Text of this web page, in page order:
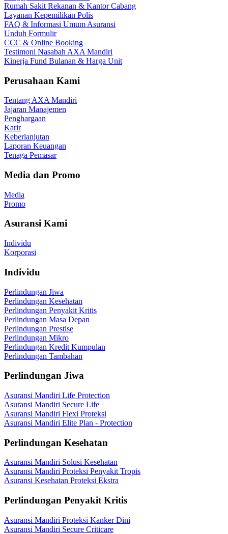
Rumah Sakit Rekanan & Kantor Cabang
Layanan Kepemilikan Polis
FAQ & Informasi Umum Asuransi
Unduh Formulir
CCC & Online Booking
Testimoni Nasabah AXA Mandiri
Kinerja Fund Bulanan & Harga Unit
Perusahaan Kami
Tentang AXA Mandiri
Jajaran Manajemen
Penghargaan
Karir
Keberlanjutan
Laporan Keuangan
Tenaga Pemasar
Media dan Promo
Media
Promo
Asuransi Kami
Individu
Korporasi
Individu
Perlindungan Jiwa
Perlindungan Kesehatan
Perlindungan Penyakit Kritis
Perlindungan Masa Depan
Perlindungan Prestise
Perlindungan Mikro
Perlindungan Kredit Kumpulan
Perlindungan Tambahan
Perlindungan Jiwa
Asuransi Mandiri Life Protection
Asuransi Mandiri Secure Life
Asuransi Mandiri Flexi Proteksi
Asuransi Mandiri Elite Plan - Protection
Perlindungan Kesehatan
Asuransi Mandiri Solusi Kesehatan
Asuransi Mandiri Proteksi Penyakit Tropis
Asuransi Kesehatan Proteksi Ekstra
Perlindungan Penyakit Kritis
Asuransi Mandiri Proteksi Kanker Dini
Asuransi Mandiri Secure Criticare